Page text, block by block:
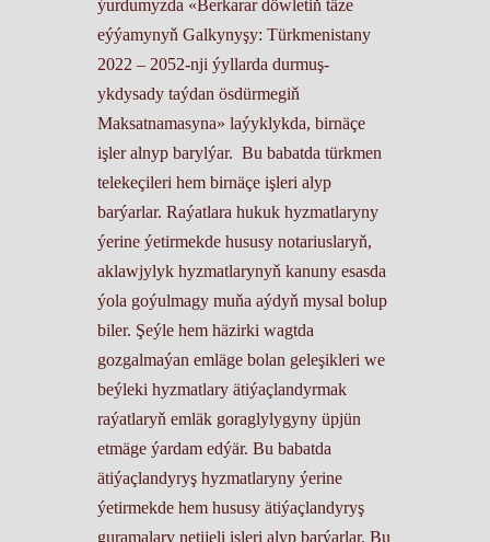
ýurdumyzda «Berkarar döwletiň täze
eýýamynyň Galkynyşy: Türkmenistany
2022 – 2052-nji ýyllarda durmuş-
ykdysady taýdan ösdürmegiň
Maksatnamasyna» laýyklykda, birnäçe
işler alnyp barylýar. Bu babatda türkmen
telekeçileri hem birnäçe işleri alyp
barýarlar. Raýatlara hukuk hyzmatlaryny
ýerine ýetirmekde hususy notariuslaryň,
aklawjylyk hyzmatlarynyň kanuny esasda
ýola goýulmagy muňa aýdyň mysal bolup
biler. Şeýle hem häzirki wagtda
gozgalmaýan emläge bolan geleşikleri we
beýleki hyzmatlary ätiýaçlandyrmak
raýatlaryň emläk goraglylygyny üpjün
etmäge ýardam edýär. Bu babatda
ätiýaçlandyryş hyzmatlaryny ýerine
ýetirmekde hem hususy ätiýaçlandyryş
guramalary netijeli işleri alyp barýarlar. Bu